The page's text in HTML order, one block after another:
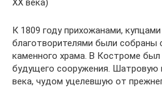
XX века)
К 1809 году прихожанами,
благотворителями были собраны
каменного храма. В Костроме был
будущего сооружения. Шатровую
века, чудом уцелевшую от